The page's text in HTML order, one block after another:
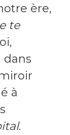
ère,
te
dans
à
.